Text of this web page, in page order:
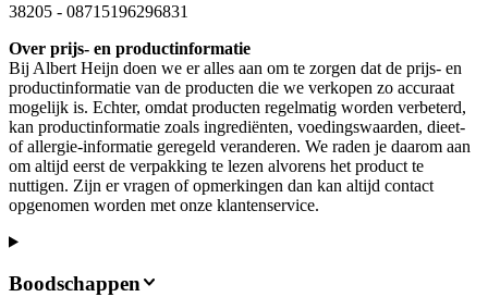
38205 - 08715196296831
Over prijs- en productinformatie
Bij Albert Heijn doen we er alles aan om te zorgen dat de prijs- en
productinformatie van de producten die we verkopen zo accuraat
mogelijk is. Echter, omdat producten regelmatig worden verbeterd,
kan productinformatie zoals ingrediënten, voedingswaarden, dieet-
of allergie-informatie geregeld veranderen. We raden je daarom aan
om altijd eerst de verpakking te lezen alvorens het product te
nuttigen. Zijn er vragen of opmerkingen dan kan altijd contact
opgenomen worden met onze klantenservice.
Boodschappen